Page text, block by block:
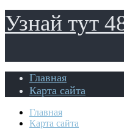
Узнай тут
Главная
Карта сайта
Главная
Карта сайта